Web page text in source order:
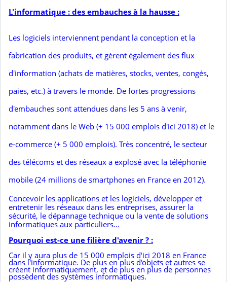
L'informatique : des embauches à la hausse :
Les logiciels interviennent pendant la conception et la
fabrication des produits, et gèrent également des flux
d'information (achats de matières, stocks, ventes, congés,
paies, etc.) à travers le monde. De fortes progressions
d'embauches sont attendues dans les 5 ans à venir,
notamment dans le Web (+ 15 000 emplois d'ici 2018) et le
e-commerce (+ 5 000 emplois). Très concentré, le secteur
des télécoms et des réseaux a explosé avec la téléphonie
mobile (24 millions de smartphones en France en 2012).
Concevoir les applications et les logiciels, développer et
entretenir les réseaux dans les entreprises, assurer la
sécurité, le dépannage technique ou la vente de solutions
informatiques aux particuliers...
Pourquoi est-ce une filière d'avenir ? :
Car il y aura plus de 15 000 emplois d'ici 2018 en France
dans l'informatique. De plus en plus d'objets et autres se
créent informatiquement, et de plus en plus de personnes
possèdent des systèmes informatiques.